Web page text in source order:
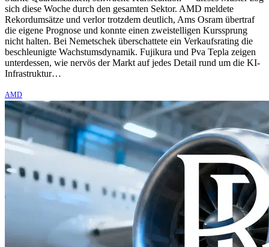
sich diese Woche durch den gesamten Sektor. AMD meldete
Rekordumsätze und verlor trotzdem deutlich, Ams Osram übertraf
die eigene Prognose und konnte einen zweistelligen Kurssprung
nicht halten. Bei Nemetschek überschattete ein Verkaufsrating die
beschleunigte Wachstumsdynamik. Fujikura und Pva Tepla zeigen
unterdessen, wie nervös der Markt auf jedes Detail rund um die KI-
Infrastruktur…
AMD